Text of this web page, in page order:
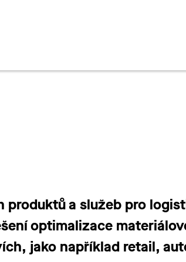
a služeb pro
optimalizace
jako například retail,